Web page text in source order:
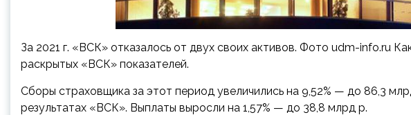
За 2021 г. «ВСК» отказалось от двух своих активов. Фото udm-info.ru
раскрытых «ВСК» показателей.
Сборы страховщика за этот период увеличились на 9,52% — до 86,3
результатах «ВСК». Выплаты выросли на 1,57% — до 38,8 млрд р.